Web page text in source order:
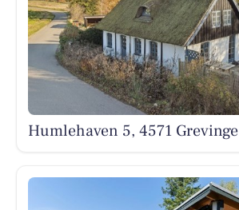
Humlehaven 5, 4571 Grevinge